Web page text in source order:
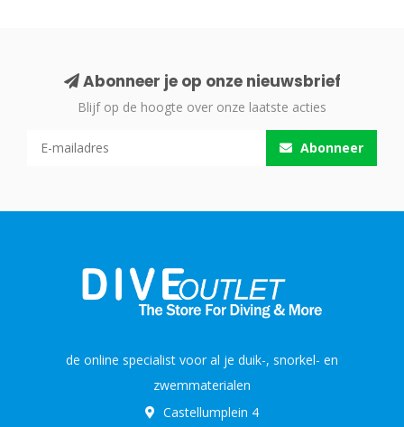
Abonneer je op onze nieuwsbrief
Blijf op de hoogte over onze laatste acties
Abonneer
de online specialist voor al je duik-, snorkel- en
zwemmaterialen
Castellumplein 4